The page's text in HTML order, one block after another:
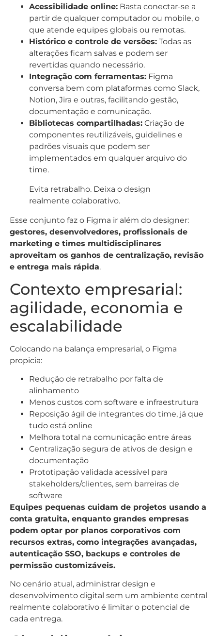
Acessibilidade online: Basta conectar-se a
partir de qualquer computador ou mobile, o
que atende equipes globais ou remotas.
Histórico e controle de versões: Todas as
alterações ficam salvas e podem ser
revertidas quando necessário.
Integração com ferramentas: Figma
conversa bem com plataformas como Slack,
Notion, Jira e outras, facilitando gestão,
documentação e comunicação.
Bibliotecas compartilhadas: Criação de
componentes reutilizáveis, guidelines e
padrões visuais que podem ser
implementados em qualquer arquivo do
time.
Evita retrabalho. Deixa o design
realmente colaborativo.
Esse conjunto faz o Figma ir além do designer:
gestores, desenvolvedores, profissionais de
marketing e times multidisciplinares
aproveitam os ganhos de centralização, revisão
e entrega mais rápida.
Contexto empresarial:
agilidade, economia e
escalabilidade
Colocando na balança empresarial, o Figma
propicia:
Redução de retrabalho por falta de
alinhamento
Menos custos com software e infraestrutura
Reposição ágil de integrantes do time, já que
tudo está online
Melhora total na comunicação entre áreas
Centralização segura de ativos de design e
documentação
Prototipação validada acessível para
stakeholders/clientes, sem barreiras de
software
Equipes pequenas cuidam de projetos usando a
conta gratuita, enquanto grandes empresas
podem optar por planos corporativos com
recursos extras, como integrações avançadas,
autenticação SSO, backups e controles de
permissão customizáveis.
No cenário atual, administrar design e
desenvolvimento digital sem um ambiente central
realmente colaborativo é limitar o potencial de
cada entrega.